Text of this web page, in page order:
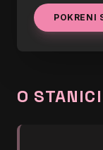
graphic_eq
POKRENI
O STANICI